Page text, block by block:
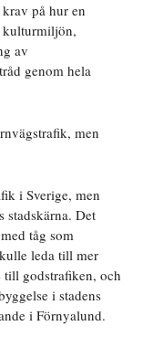
på hur en
kulturmiljön,
av
genom hela
men
i Sverige, men
stadskärna. Det
tåg som
leda till mer
godstrafiken, och
i stadens
i Förnyalund.